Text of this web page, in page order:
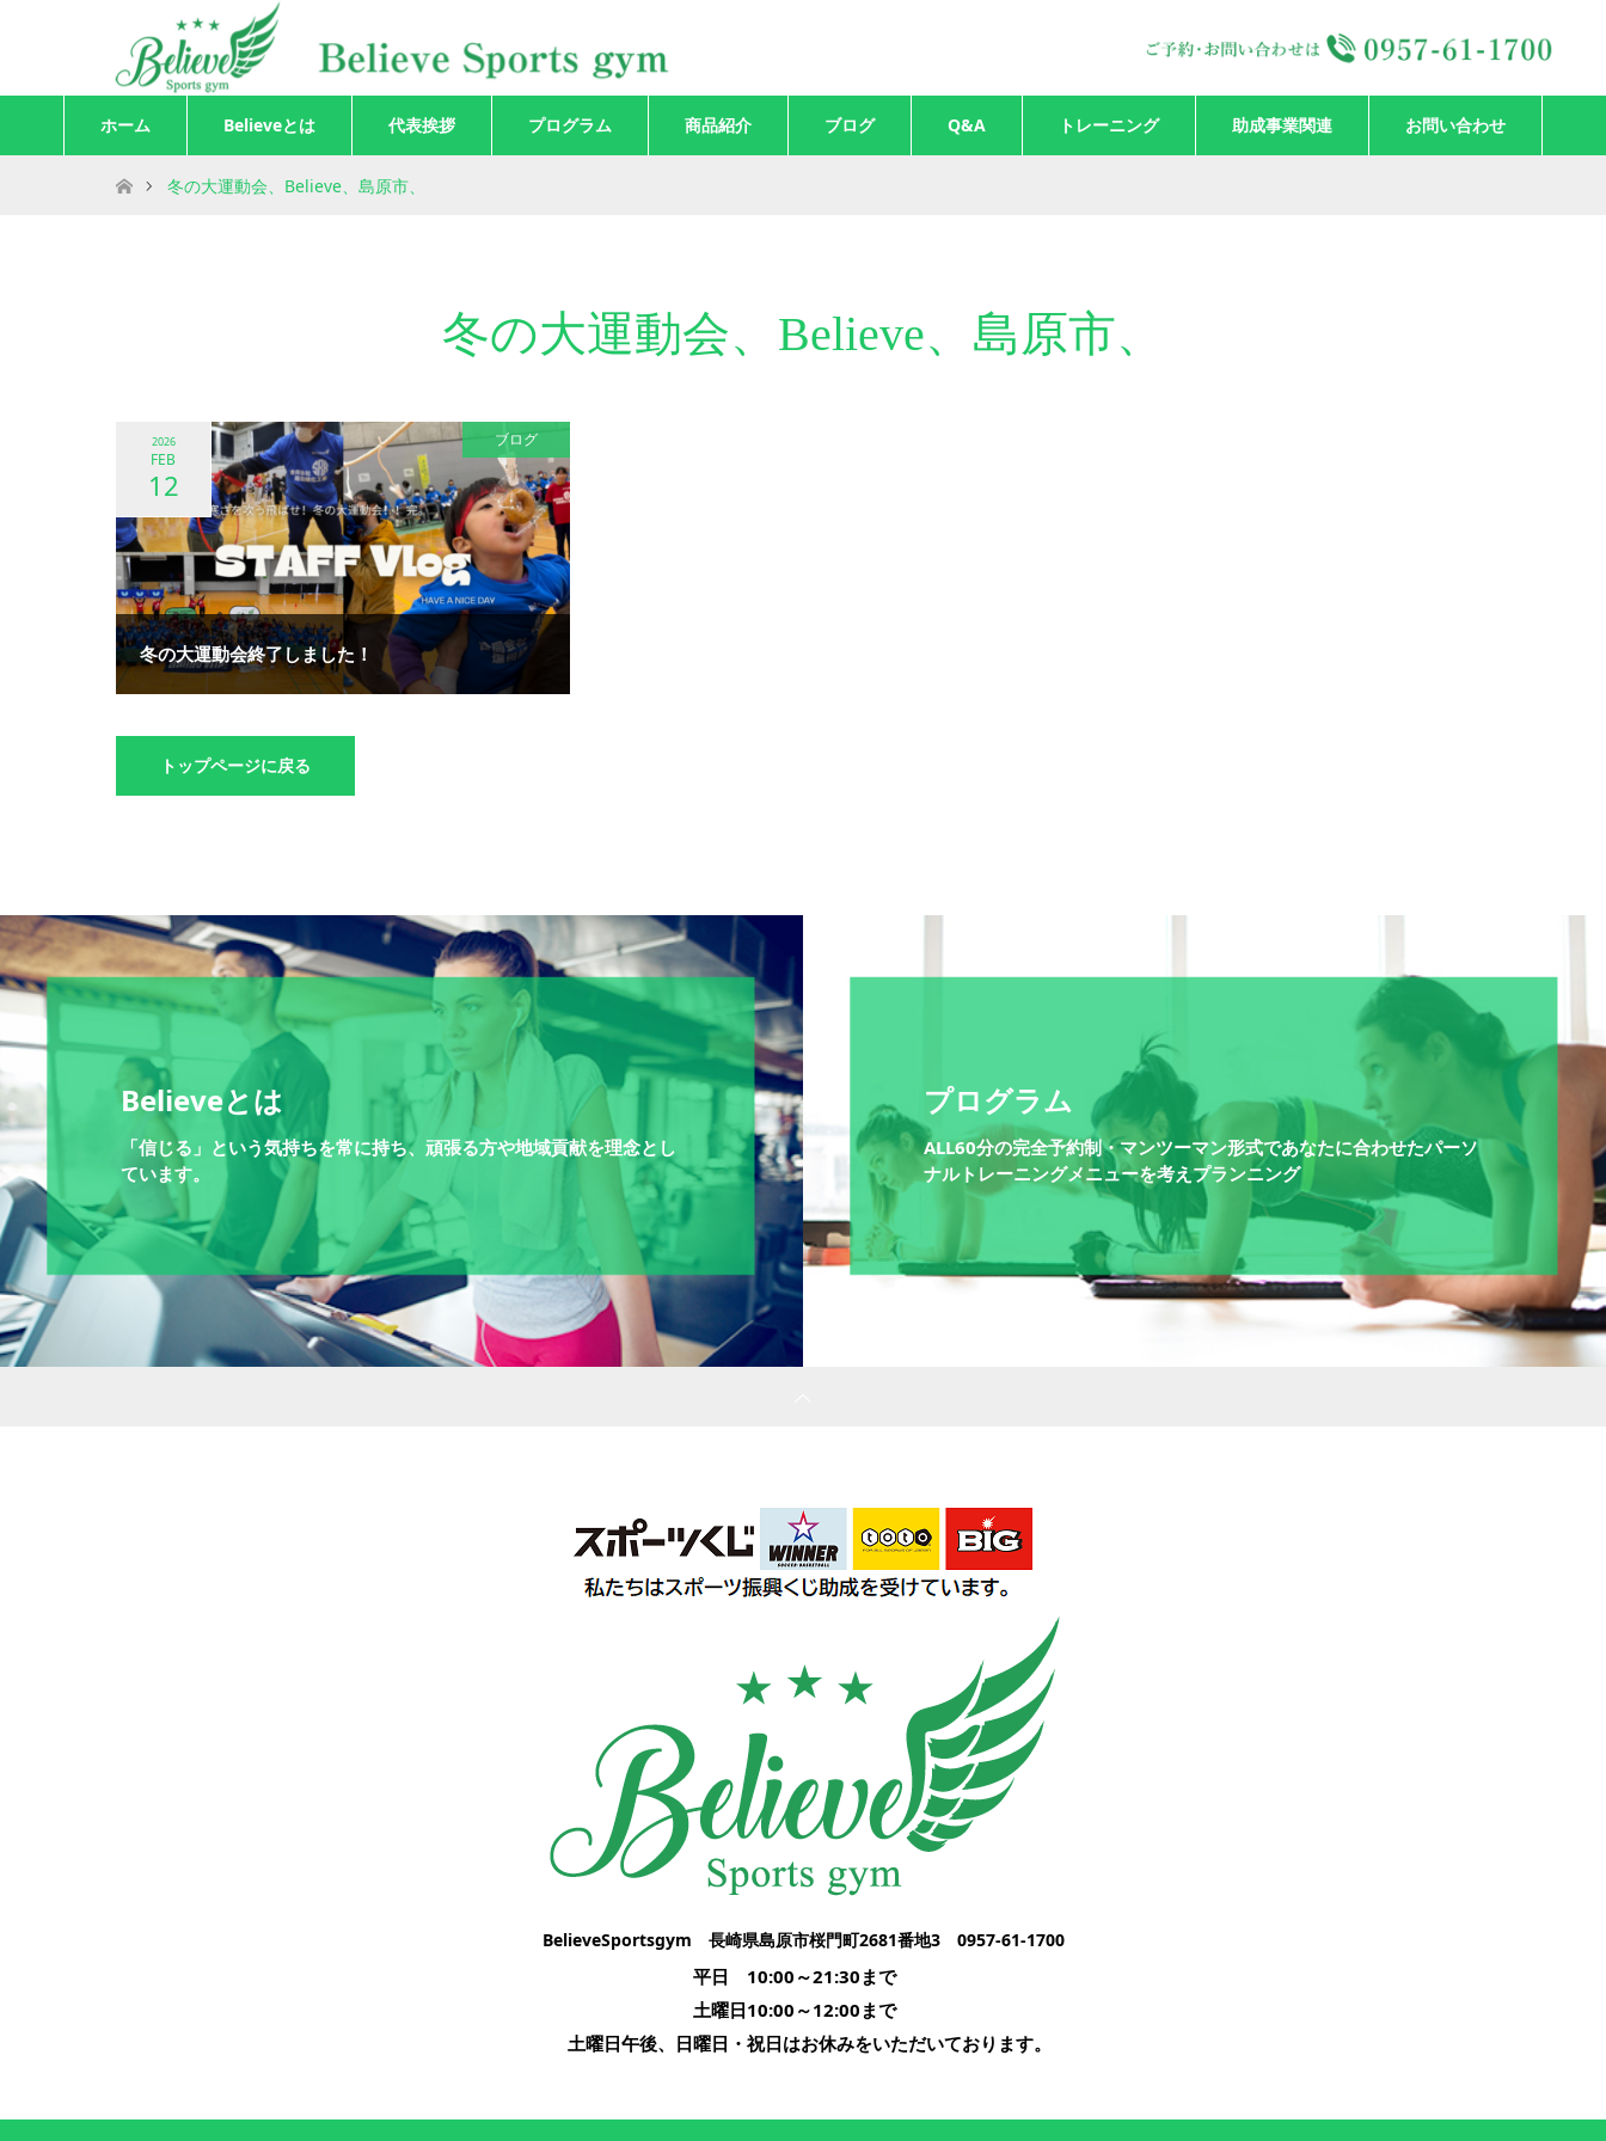
ホーム Believeとは 代表挨拶 プログラム 商品紹介 ブログ Q&A トレーニング 助成事業関連 お問い合わせ
ホーム冬の大運動会、Believe、島原市、
冬の大運動会、Believe、島原市、
冬の大運動会終了しました！
2026
FEB
12
ブログ
トップページに戻る
Believeとは
「信じる」という気持ちを常に持ち、頑張る方や地域貢献を理念とし
ています。
プログラム
ALL60分の完全予約制・マンツーマン形式であなたに合わせたパーソ
ナルトレーニングメニューを考えプランニング
BelieveSportsgym 長崎県島原市桜門町2681番地3 0957-61-1700
平日　10:00～21:30まで
土曜日10:00～12:00まで
土曜日午後、日曜日・祝日はお休みをいただいております。